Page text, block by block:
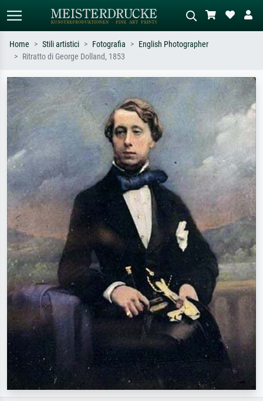
Cerca per artista, titolo o stile – es.
Monet, Notte stellata,
Impressionismo, onda di Hokusai,
Descrivi la scena – es. prato verde,
astratto con molto rosso, dipinto a
olio scuro, nudo in piedi vicino a un
albero.
Home Stili artistici Fotografia
English Photographer
Ritratto di George Dolland, 1853